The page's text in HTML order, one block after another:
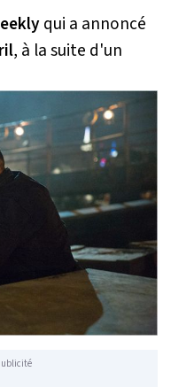
qui a annoncé
, à la suite d'un